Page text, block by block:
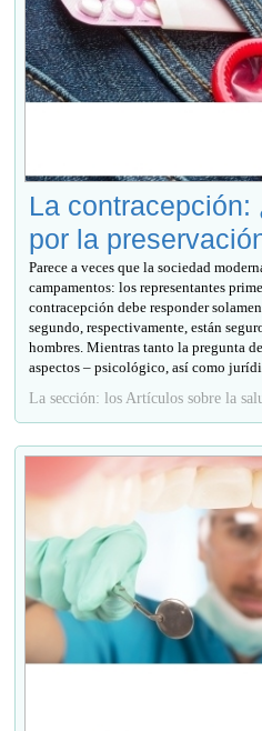
La
por la
Parece a veces que la sociedad
campamentos: los representantes
contracepción debe responder
segundo, respectivamente, están
hombres. Mientras tanto la pregunta
aspectos – psicológico, así como
La sección: los Artículos sobre la